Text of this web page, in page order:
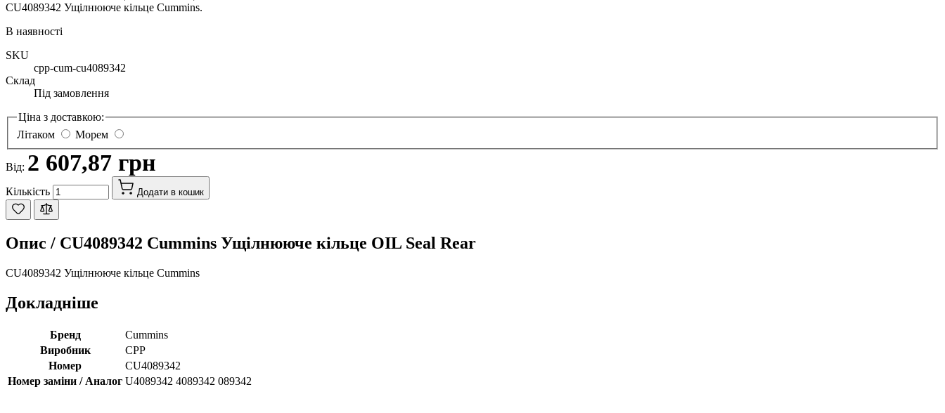
CU4089342 Ущілнююче кільце Cummins.
В наявності
SKU
cpp-cum-cu4089342
Склад
Під замовлення
Ціна з доставкою:
Літаком
Морем
Від: 2 607,87 грн
Кількість Додати в кошик
Опис / CU4089342 Cummins Ущілнююче кільце OIL Seal Rear
CU4089342 Ущілнююче кільце Cummins
Докладніше
Бренд
Cummins
Виробник
CPP
Номер
CU4089342
Номер заміни / Аналог U4089342 4089342 089342